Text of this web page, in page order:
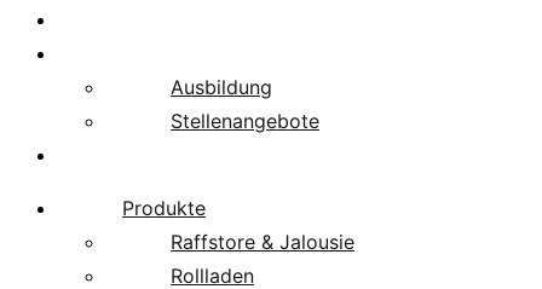
Ausbildung
Stellenangebote
Produkte
Raffstore & Jalousie
Rollladen